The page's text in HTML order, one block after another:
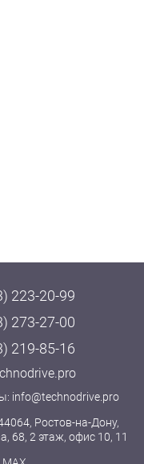
223-20-99
273-27-00
219-85-16
info@technodrive.pro
Ростов-на-Дону,
68, 2 этаж, офис 10, 11